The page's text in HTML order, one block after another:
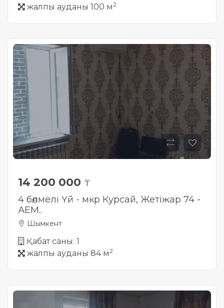
жалпы ауданы 100 м2
14 200 000 ₸
4 бөлмелі Үй - мкр Курсай, Жетіжар 74 -
АЕМ..
Шымкент
Қабат саны: 1
жалпы ауданы 84 м2